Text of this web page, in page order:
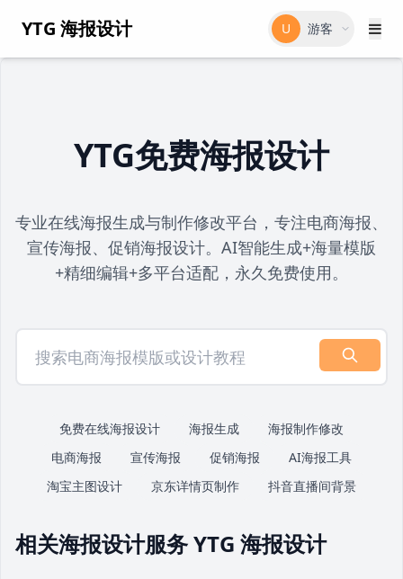
YTG 海报设计 U 游客
YTG免费海报设计
专业在线海报生成与制作修改平台，专注电商海报、
宣传海报、促销海报设计。AI智能生成+海量模版
+精细编辑+多平台适配，永久免费使用。
免费在线海报设计 海报生成
海报制作修改
电商海报
宣传海报 促销海报
AI海报工具
淘宝主图设计
京东详情页制作 抖音直播间背景
相关海报设计服务 YTG 海报设计